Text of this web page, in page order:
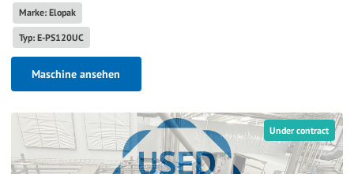
Marke: Elopak
Typ: E-PS120UC
Maschine ansehen
Under contract